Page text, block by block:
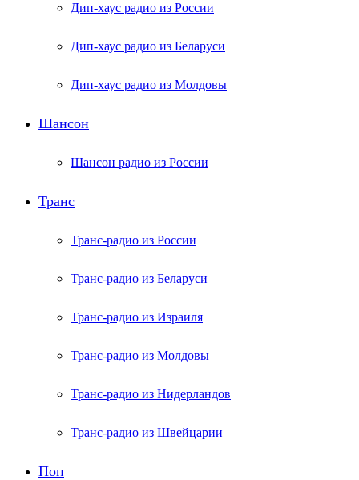
Дип-хаус радио из России
Дип-хаус радио из Беларуси
Дип-хаус радио из Молдовы
Шансон
Шансон радио из России
Транс
Транс-радио из России
Транс-радио из Беларуси
Транс-радио из Израиля
Транс-радио из Молдовы
Транс-радио из Нидерландов
Транс-радио из Швейцарии
Поп